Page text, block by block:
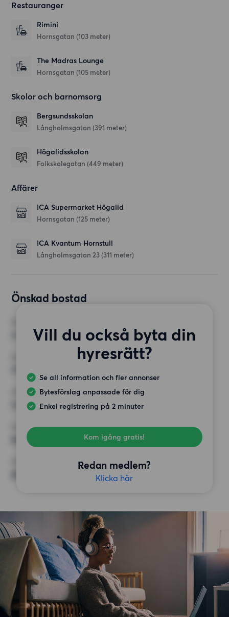
Restauranger
Rimini
Hornsgatan (103 meter)
The Madras Lounge
Hornsgatan (105 meter)
Skolor och barnomsorg
Bergsundsskolan
Långholmsgatan (391 meter)
Högalidsskolan
Folkskolegatan (449 meter)
Affärer
ICA Supermarket Högalid
Hornsgatan (125 meter)
ICA Kvantum Hornstull
Långholmsgatan 23 (311 meter)
Önskad bostad
Vill du också byta din
hyresrätt?
Se all information och fler annonser
Bytesförslag anpassade för dig
Enkel registrering på 2 minuter
Kom igång gratis!
Redan medlem?
Klicka här
MINST ANTAL KVADRATMETER
HÖGSTA HYRA
12 000 kr
Balkong,
ÖVRIGA PREFERENSER
Badkar, Bildad BRF, Öppen spis/kakelugn